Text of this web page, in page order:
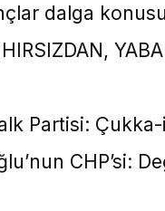
dalga
Partisi:
CHP’si: